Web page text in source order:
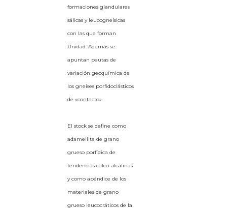
formaciones glandulares
sálicas y leucogneísicas
con las que forman
Unidad. Además se
apuntan pautas de
variación geoquímica de
los gneises porfidoclásticos
de «contacto».
El stock se define como
adamellita de grano
grueso porfídica de
tendencias calco-alcalinas
y como apéndice de los
materiales de grano
grueso leucocráticos de la